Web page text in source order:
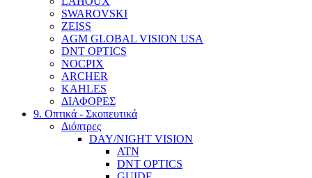
SWAROVSKI
ZEISS
AGM GLOBAL VISION USA
DNT OPTICS
NOCPIX
ARCHER
KAHLES
ΔΙΑΦΟΡΕΣ
9. Οπτικά - Σκοπευτικά
Διόπτρες
DAY/NIGHT VISION
ATN
DNT OPTICS